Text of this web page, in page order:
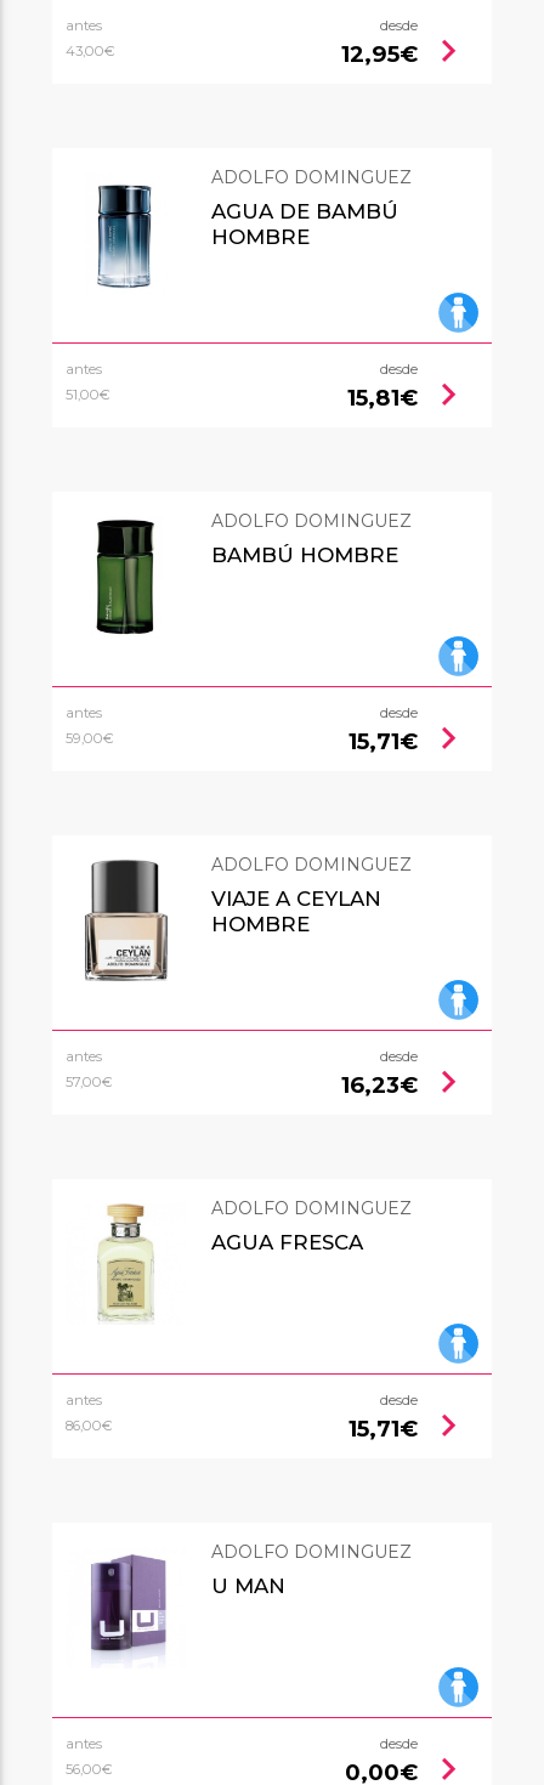
antes
43,00€
desde
12,95€ chevron_right
ADOLFO DOMINGUEZ
AGUA DE BAMBÚ
HOMBRE
antes
51,00€
desde
15,81€ chevron_right
ADOLFO DOMINGUEZ
BAMBÚ HOMBRE
antes
59,00€
desde
15,71€ chevron_right
ADOLFO DOMINGUEZ
VIAJE A CEYLAN
HOMBRE
antes
57,00€
desde
16,23€ chevron_right
ADOLFO DOMINGUEZ
AGUA FRESCA
antes
86,00€
desde
15,71€ chevron_right
ADOLFO DOMINGUEZ
U MAN
antes
56,00€
desde
0,00€ chevron_right